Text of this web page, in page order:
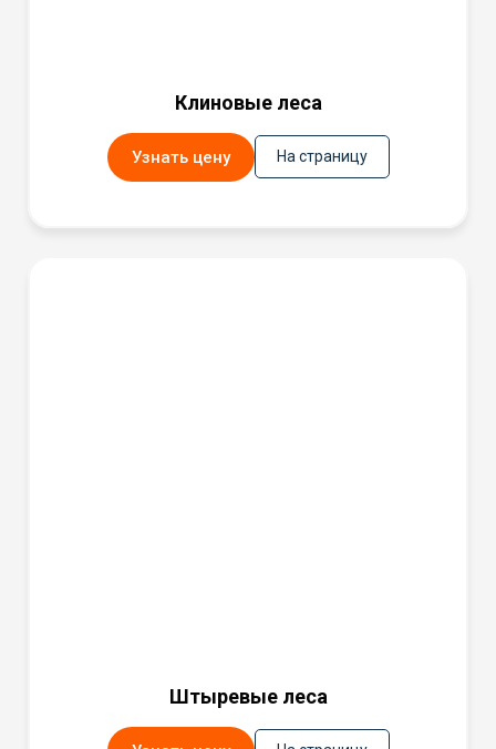
Клиновые леса
Узнать цену На страницу
Штыревые леса